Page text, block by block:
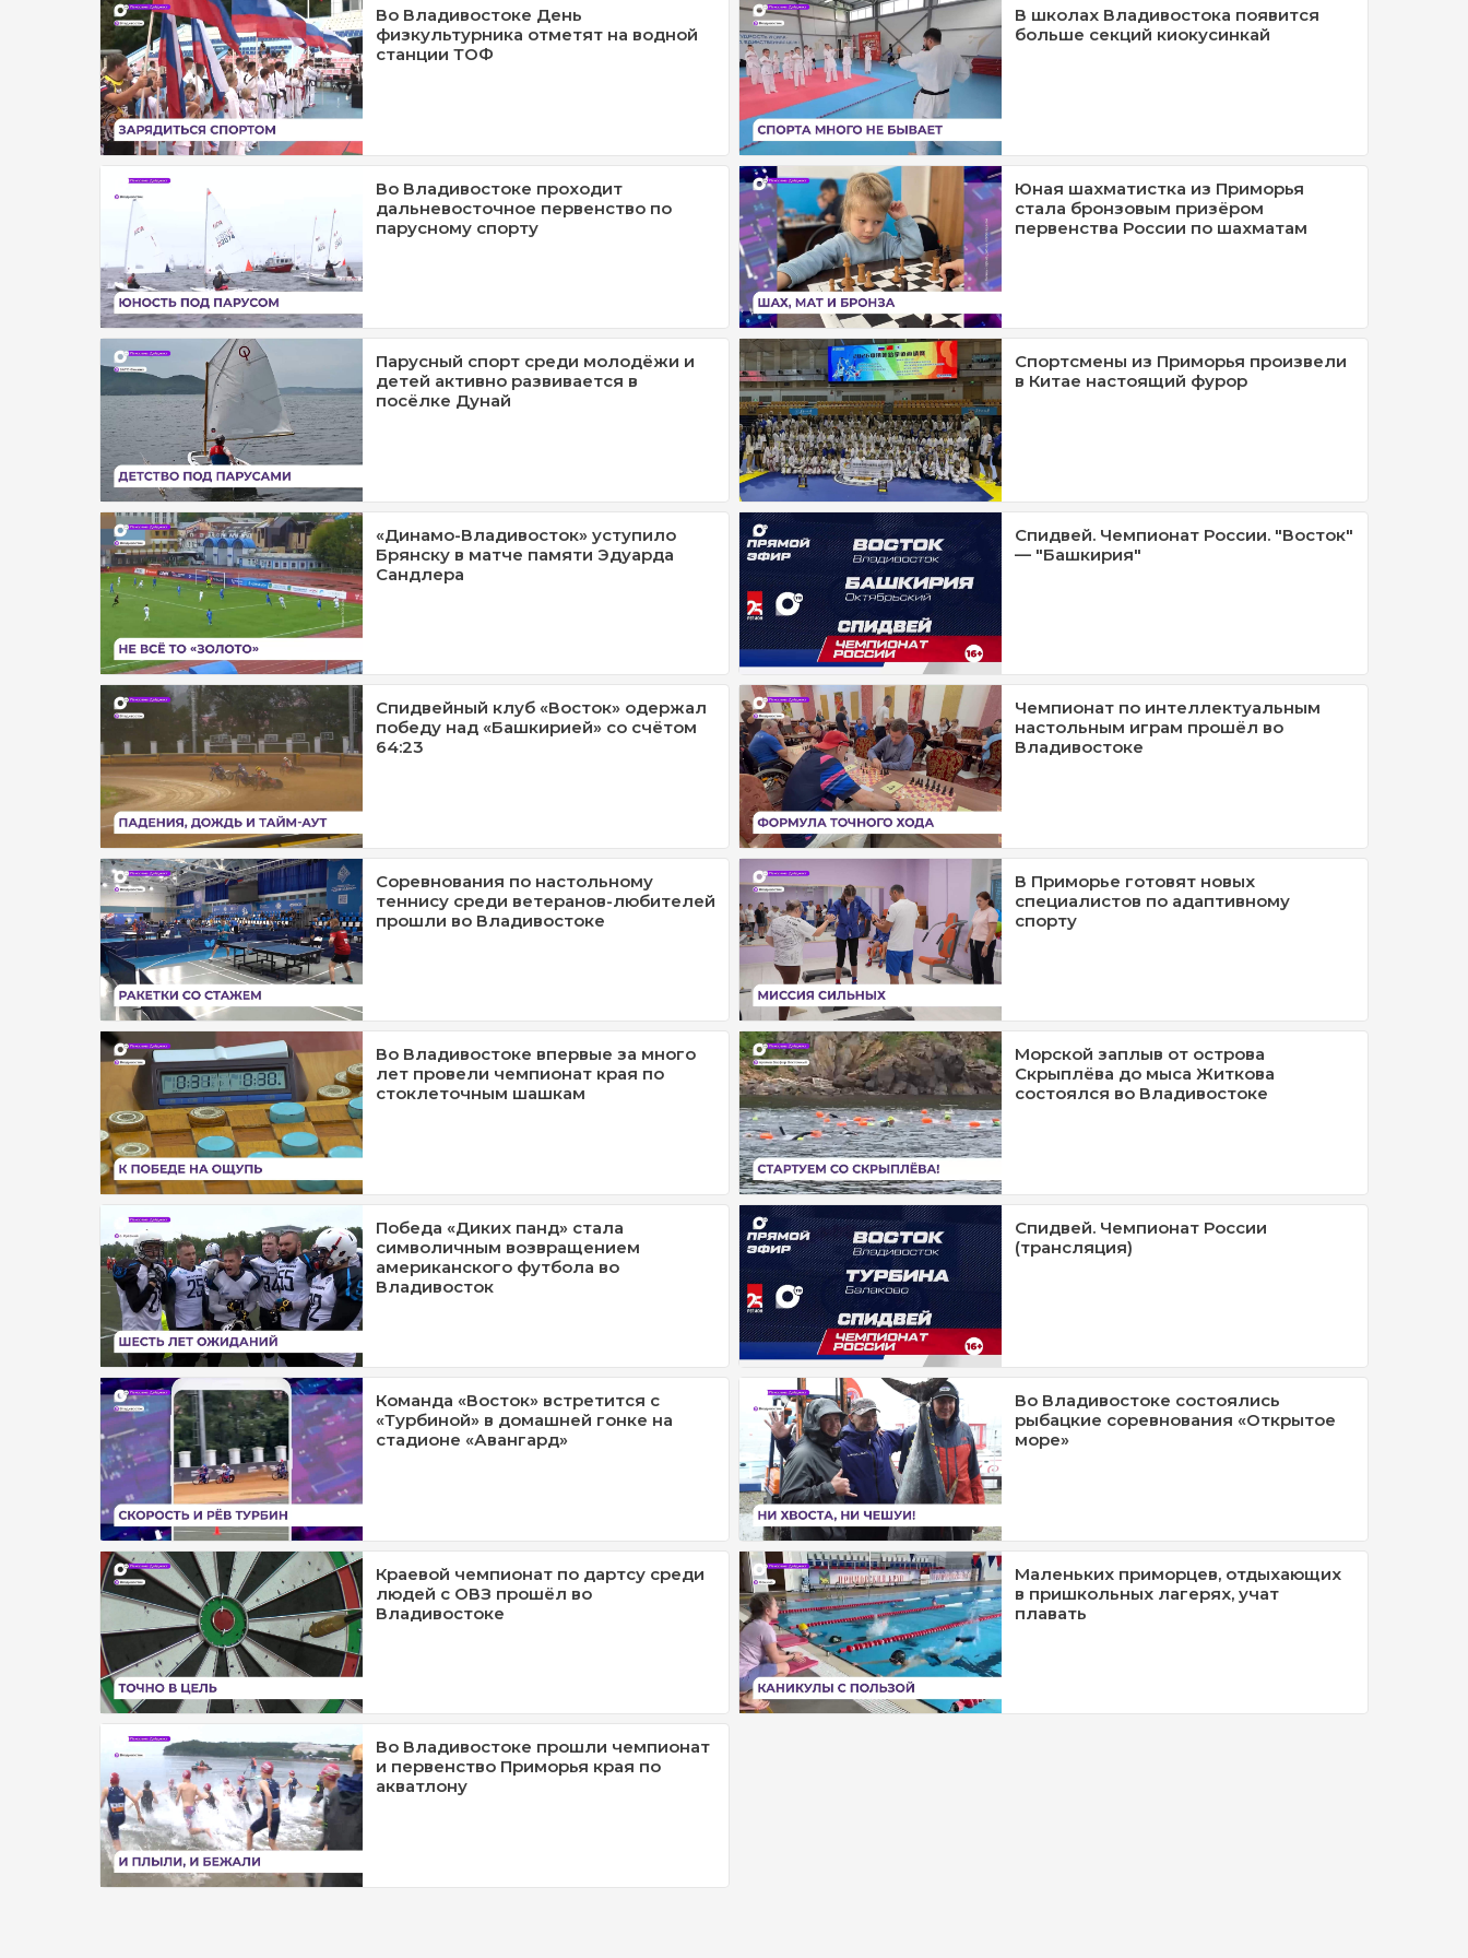
Во Владивостоке День
физкультурника отметят на водной
станции ТОФ
В школах Владивостока появится
больше секций киокусинкай
Во Владивостоке проходит
дальневосточное первенство по
парусному спорту
Юная шахматистка из Приморья
стала бронзовым призёром
первенства России по шахматам
Парусный спорт среди молодёжи и
детей активно развивается в
посёлке Дунай
Спортсмены из Приморья произвели
в Китае настоящий фурор
«Динамо-Владивосток» уступило
Брянску в матче памяти Эдуарда
Сандлера
Спидвей. Чемпионат России. "Восток"
— "Башкирия"
Спидвейный клуб «Восток» одержал
победу над «Башкирией» со счётом
64:23
Чемпионат по интеллектуальным
настольным играм прошёл во
Владивостоке
Соревнования по настольному
теннису среди ветеранов-любителей
прошли во Владивостоке
В Приморье готовят новых
специалистов по адаптивному
спорту
Во Владивостоке впервые за много
лет провели чемпионат края по
стоклеточным шашкам
Морской заплыв от острова
Скрыплёва до мыса Житкова
состоялся во Владивостоке
Победа «Диких панд» стала
символичным возвращением
американского футбола во
Владивосток
Спидвей. Чемпионат России
(трансляция)
Команда «Восток» встретится с
«Турбиной» в домашней гонке на
стадионе «Авангард»
Во Владивостоке состоялись
рыбацкие соревнования «Открытое
море»
Краевой чемпионат по дартсу среди
людей с ОВЗ прошёл во
Владивостоке
Маленьких приморцев, отдыхающих
в пришкольных лагерях, учат
плавать
Во Владивостоке прошли чемпионат
и первенство Приморья края по
акватлону